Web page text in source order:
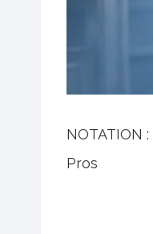
NOTATION :
Pros